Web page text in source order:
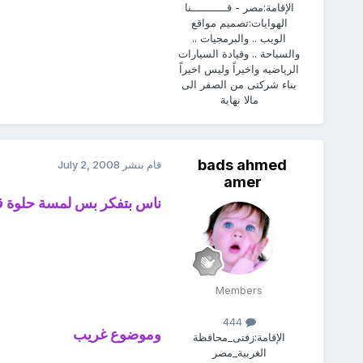
الإقامة:مصر - قـــــــــــنا
الهوايات:تصميم مواقع
الويب .. والبرمجيات ..
والسباحة .. وقيادة السيارات
الرياضيه واخيراً وليس اخيراً
بناء شركتى من الصفر الى
مالا نهاية
bads ahmed
amer
Members
444
الإقامة:زفتى_محافظة
الغربية_مصر
قام بنشر July 2, 2008
ناس بتفكر بس لمسة حلوة
وموضوع غريب